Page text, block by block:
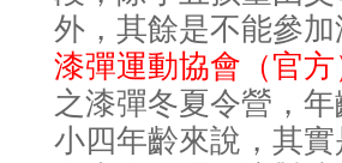
外，其餘是不能參
漆彈運動協會（官方
之漆彈冬夏令營，
小四年齡來說，其